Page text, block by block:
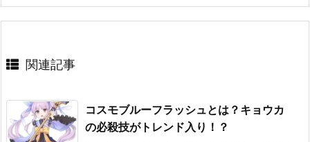
関連記事
コスモブルーフラッシュとは？キョウカ
の必殺技がトレンド入り！？